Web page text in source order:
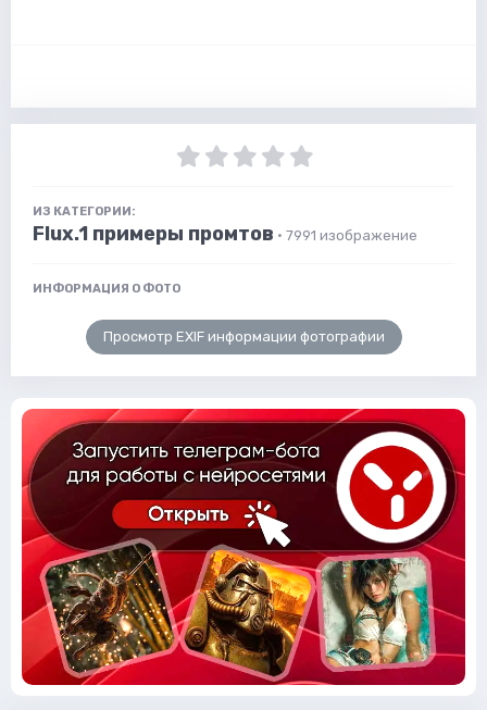
ИЗ КАТЕГОРИИ:
Flux.1 примеры промтов · 7991 изображение
ИНФОРМАЦИЯ О ФОТО
Просмотр EXIF информации фотографии